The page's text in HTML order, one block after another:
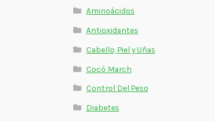
Aminoácidos
Antioxidantes
Cabello, Piel y Uñas
Cocó March
Control Del Peso
Diabetes